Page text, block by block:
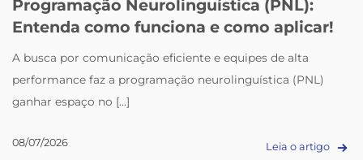
Programação Neurolinguística (PNL):
Entenda como funciona e como aplicar!
A busca por comunicação eficiente e equipes de alta
performance faz a programação neurolinguística (PNL)
ganhar espaço no [...]
08/07/2026 Leia o artigo